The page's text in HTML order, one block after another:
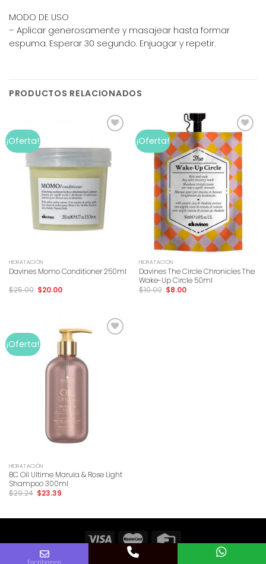
MODO DE USO
– Aplicar generosamente y masajear hasta formar
espuma. Esperar 30 segundo. Enjuagar y repetir.
PRODUCTOS RELACIONADOS
¡Oferta!
wishlist
HIDRATACIÓN
Davines Momo Conditioner 250ml
$25.00 $20.00
¡Oferta!
Add to
wishlist
HIDRATACIÓN
Davines The Circle Chronicles The
Wake-Up Circle 50ml
$10.00 $8.00
¡Oferta!
HIDRATACIÓN
BC Oil Ultime Marula & Rose Light
Shampoo 300ml
$29.24 $23.39
Vidals Salón y Spa Cio